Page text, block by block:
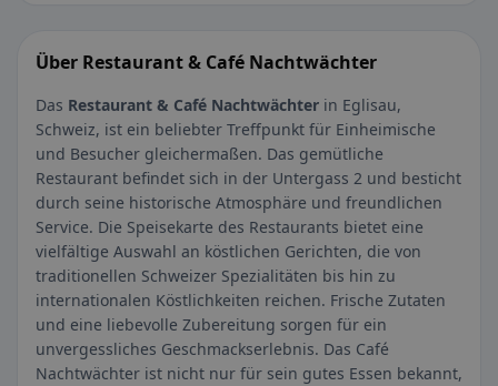
Über Restaurant & Café Nachtwächter
Das Restaurant & Café Nachtwächter in Eglisau,
Schweiz, ist ein beliebter Treffpunkt für Einheimische
und Besucher gleichermaßen. Das gemütliche
Restaurant befindet sich in der Untergass 2 und besticht
durch seine historische Atmosphäre und freundlichen
Service. Die Speisekarte des Restaurants bietet eine
vielfältige Auswahl an köstlichen Gerichten, die von
traditionellen Schweizer Spezialitäten bis hin zu
internationalen Köstlichkeiten reichen. Frische Zutaten
und eine liebevolle Zubereitung sorgen für ein
unvergessliches Geschmackserlebnis. Das Café
Nachtwächter ist nicht nur für sein gutes Essen bekannt,